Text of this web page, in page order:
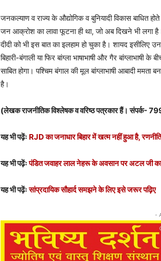
जनकल्याण व राज्य के औद्योगिक व बुनियादी विकास
जन आक्रोश का लावा फूटना ही था, जो अब दिखने भी लगा है।
दीदी को भी इस बात का इलहाम हो चुका है। शायद इसीलिए
बिहारी-बंगाली या फिर बांग्ला भाषाभाषी और गैर
साबित होगा। पश्चिम बंगाल की मूल बांग्लाभाषी आबादी
है।
(लेखकराजनीतिक विश्लेषक व वरिष्ठ पत्रकार हैं। संपर्क-
यह भी पढ़ेंः RJD का जनाधार बिहार में खत्म नहीं हुआ है,
यह भी पढ़ेंःपंडित जवाहर लाल नेहरू के अवसान पर अटल जी
यह भी पढ़ेंःसांप्रदायिक सौहार्द समझने के लिए इसे जरूर पढ़िए
-